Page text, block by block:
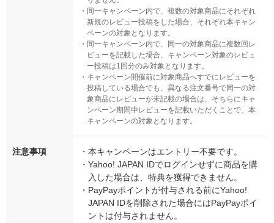
・ 同一キャンペーン内で、複数の対象商品にそれぞれ
新規のレビュー投稿をした場合、それぞれ本キャン
ペーンの対象となります。
・ 同一キャンペーン内で、同一の対象商品に複数回レ
ビューを記載した場合、キャンペーン対象のレビュ
ー投稿は1回分のみ対象となります。
・ キャンペーン開催前に対象商品へすでにレビューを
投稿している場合でも、異なる注文番号で同一の対
象商品にレビューが未記載の場合は、そちらにキャ
ンペーン期間中レビューを記載いただくことで、本
キャンペーンの対象となります。
注意事項 ・ 本キャンペーンはエントリー不要です。
・ Yahoo! JAPAN IDでログインせずに商品を購
入した場合は、特典を獲得できません。
・ PayPayポイントが付与される前にYahoo!
JAPAN IDを削除された場合にはPayPayポイ
ントは付与されません。